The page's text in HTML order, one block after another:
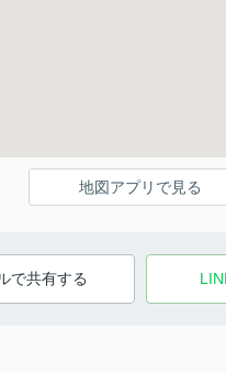
地図アプリで見る
で共有する